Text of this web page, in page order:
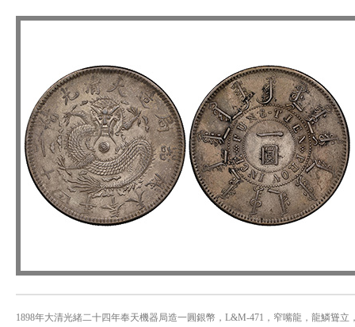
1898年大清光緒二十四年奉天機器局造一圓銀幣，L&M-471，窄嘴龍，龍鱗聳